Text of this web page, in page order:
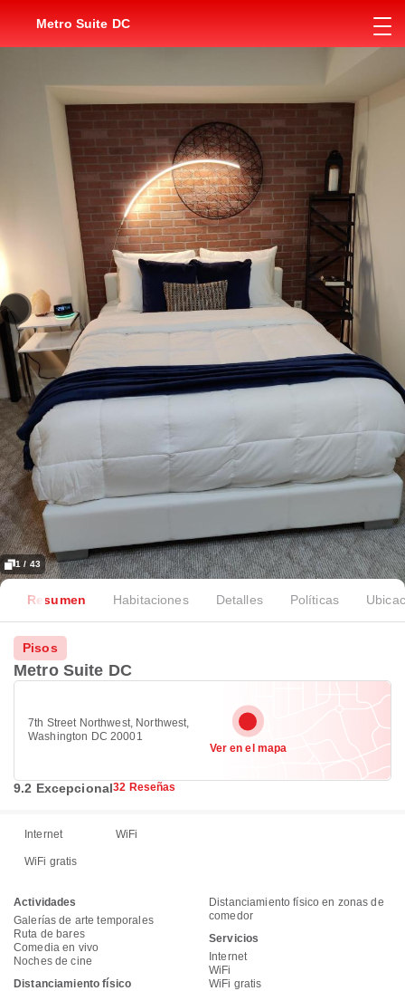
Metro Suite DC
1 / 43
Resumen Habitaciones Detalles Políticas
Pisos
Metro Suite DC
7th Street Northwest, Northwest,
Washington DC 20001
Ver en el mapa
9.2 Excepcional32 Reseñas
Internet WiFi
WiFi gratis
Actividades
Galerías de arte temporales
Ruta de bares
Comedia en vivo
Noches de cine
Distanciamiento físico
Distanciamiento físico en zonas de
comedor
Servicios
Internet
WiFi
WiFi gratis